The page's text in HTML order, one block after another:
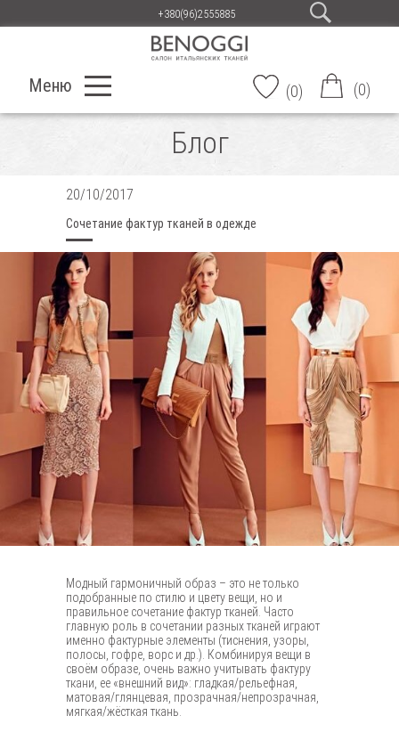
+380(96)2555885
Меню (0) (0)
Блог
20/10/2017
Сочетание фактур тканей в одежде
Модный гармоничный образ – это не только
подобранные по стилю и цвету вещи, но и
правильное сочетание фактур тканей. Часто
главную роль в сочетании разных тканей играют
именно фактурные элементы (тиснения, узоры,
полосы, гофре, ворс и др.). Комбинируя вещи в
своём образе, очень важно учитывать фактуру
ткани, ее «внешний вид»: гладкая/рельефная,
матовая/глянцевая, прозрачная/непрозрачная,
мягкая/жёсткая ткань.